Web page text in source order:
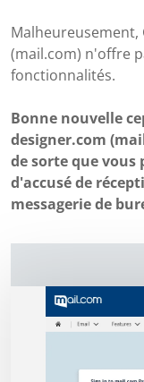
Malheureusement,
(mail.com) n'offre
fonctionnalités.
Bonne nouvelle
designer.com
de sorte que vous
d'accusé de
messagerie de